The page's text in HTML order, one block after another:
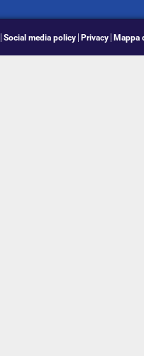
Social media policy Privacy Mappa